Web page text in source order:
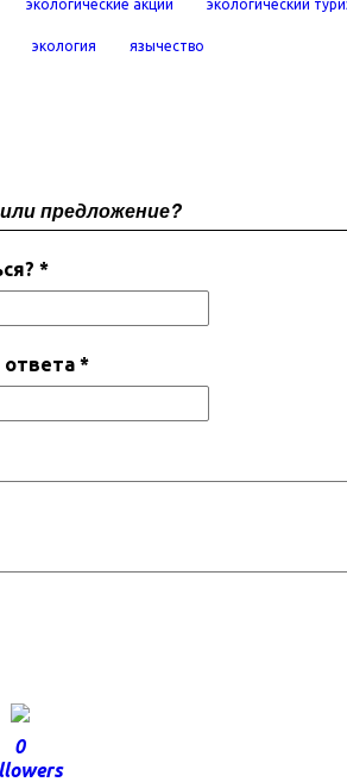
экологические акции экологический
экология язычество
предложение?
*
*
0